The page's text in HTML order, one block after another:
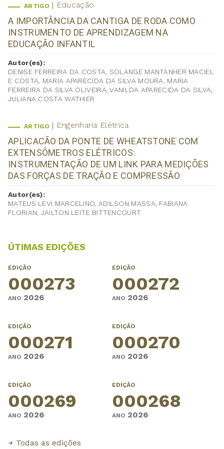
ARTIGO Educação
A IMPORTÂNCIA DA CANTIGA DE RODA COMO
INSTRUMENTO DE APRENDIZAGEM NA
EDUCAÇÃO INFANTIL
Autor(es):
DENISE FERREIRA DA COSTA, SOLANGE MANTANHER MACIEL
E COSTA, MARIA APARECIDA DA SILVA MOURA, MARIA
FERREIRA DA SILVA OLIVEIRA, VANILDA APARECIDA DA SILVA,
JULIANA COSTA WATHIER
ARTIGO Engenharia Elétrica
APLICACÃO DA PONTE DE WHEATSTONE COM
EXTENSÔMETROS ELÉTRICOS:
INSTRUMENTAÇÃO DE UM LINK PARA MEDIÇÕES
DAS FORÇAS DE TRAÇÃO E COMPRESSÃO
Autor(es):
MATEUS LEVI MARCELINO, ADILSON MASSA, FABIANA
FLORIAN, JAILTON LEITE BITTENCOURT
ÚTIMAS EDIÇÕES
EDIÇÃO
000273
ANO 2026
EDIÇÃO
000272
ANO 2026
EDIÇÃO
000271
ANO 2026
EDIÇÃO
000270
ANO 2026
EDIÇÃO
000269
ANO 2026
EDIÇÃO
000268
ANO 2026
Todas as edições